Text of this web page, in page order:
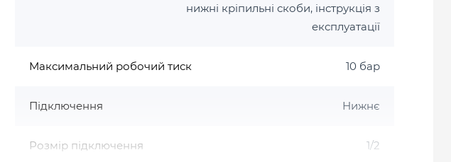
нижні кріпильні скоби, інструкція з
експлуатації
Максимальний робочий тиск 10 бар
Підключення Нижнє
Розмір підключення 1/2